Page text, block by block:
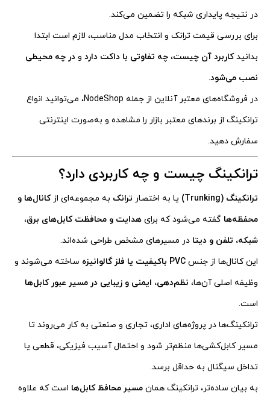
در نتیجه پایداری شبکه را تضمین می‌کند.
برای بررسی قیمت ترانک و انتخاب مدل مناسب، لازم است ابتدا
بدانیدکاربرد آن چیست، چه تفاوتی با داکت دارد و در چه محیطی
نصب می‌شود.
در فروشگاه‌های معتبر آنلاین از جمله NodeShop، می‌توانید انواع
ترانکینگ از برندهای معتبر بازار را مشاهده و به‌صورت اینترنتی
سفارش دهید.
ترانکینگ چیست و چه کاربردی دارد؟
ترانکینگ (Trunking) یا به اختصار ترانک به مجموعه‌ای ازکانال‌ها و
محفظه‌ها گفته می‌شود که برای هدایت و محافظت کابل‌های برق،
شبکه، تلفن و دیتا در مسیرهای مشخص طراحی شده‌اند.
این کانال‌ها از جنس PVC باکیفیت یا فلز گالوانیزه
ساخته می‌شوند و
وظیفه اصلی آن‌ها، نظم‌دهی، ایمنی و زیبایی در مسیر عبور کابل‌ها
است.
ترانکینگ‌ها در پروژه‌های اداری، تجاری و صنعتی به کار می‌روند تا
مسیر کابل‌کشی‌ها منظم‌تر شود و احتمال آسیب فیزیکی، قطعی یا
تداخل سیگنال به حداقل برسد.
به بیان ساده‌تر، ترانکینگ همان مسیر محافظ کابل‌ها است که علاوه